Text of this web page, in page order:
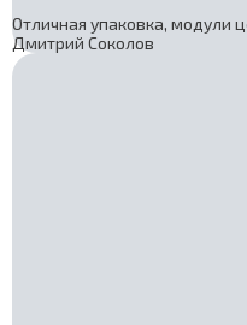
Отличная упаковка, модули
Дмитрий Соколов